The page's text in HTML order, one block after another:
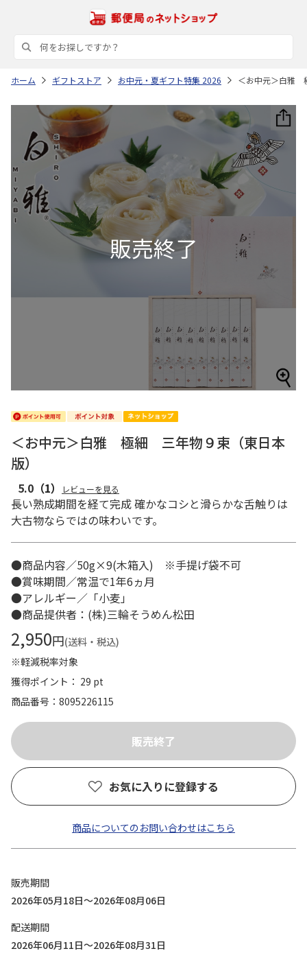
ホーム ギフトストア お中元・夏ギフト特集 2026 ＜お中元＞白雅
＜お中元＞白雅 極細 三年物９束（東日本
版）
5.0 （1） レビューを見る
長い熟成期間を経て完成 確かなコシと滑らかな舌触りは
大古物ならではの味わいです。
●商品内容／50g×9(木箱入) ※手提げ袋不可
●賞味期間／常温で1年6ヵ月
●アレルギー／「小麦」
●商品提供者：(株)三輪そうめん松田
2,950円(送料・税込)
※軽減税率対象
獲得ポイント： 29 pt
商品番号
8095226115
お気に入りに登録する
商品についてのお問い合わせはこちら
販売期間
2026年05月18日～2026年08月06日
配送期間
2026年06月11日～2026年08月31日